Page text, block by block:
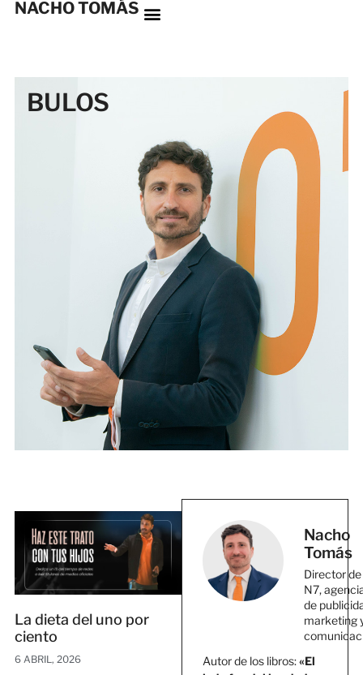
NACHO TOMÁS
BULOS
La dieta del uno por
ciento
6 ABRIL, 2026
Nacho
Tomás
Director de
N7,
de
marketing
Autor de los libros:«El